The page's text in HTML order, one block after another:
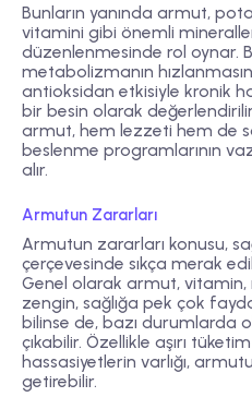
Bunların yanında armut,
vitamini gibi önemli
düzenlenmesinde rol oynar.
metabolizmanın
antioksidan etkisiyle kronik
bir besin olarak
armut, hem lezzeti hem de
beslenme programlarının
alır.
Armutun Zararları
Armutun zararları konusu,
çerçevesinde sıkça merak
Genel olarak armut, vitamin,
zengin, sağlığa pek çok
bilinse de, bazı durumlarda
çıkabilir. Özellikle aşırı
hassasiyetlerin varlığı,
getirebilir.